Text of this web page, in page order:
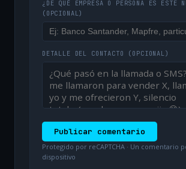
¿DE QUÉ EMPRESA O PERSONA ES ESTE
(OPCIONAL)
DETALLE DEL CONTACTO (OPCIONAL)
Publicar comentario
Protegido por reCAPTCHA · Un comentario
dispositivo